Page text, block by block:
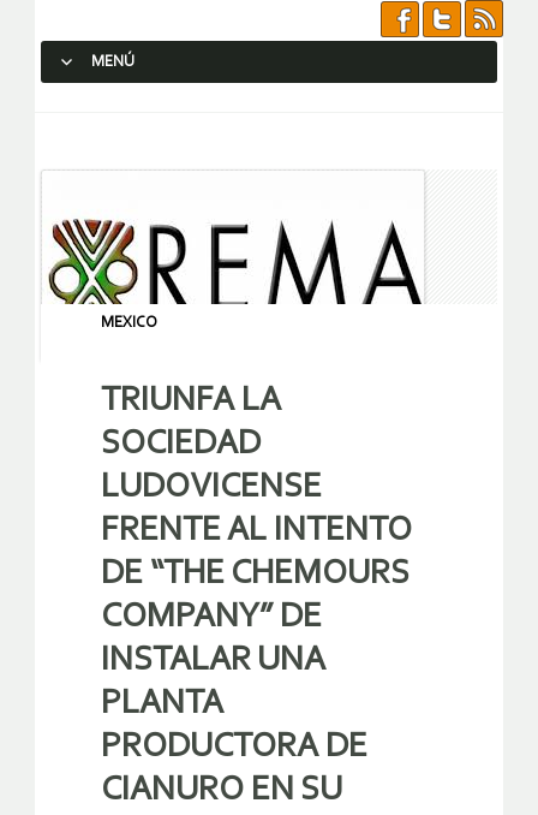
MENÚ
MEXICO
TRIUNFA LA
SOCIEDAD
LUDOVICENSE
FRENTE AL INTENTO
DE “THE CHEMOURS
COMPANY” DE
INSTALAR UNA
PLANTA
PRODUCTORA DE
CIANURO EN SU